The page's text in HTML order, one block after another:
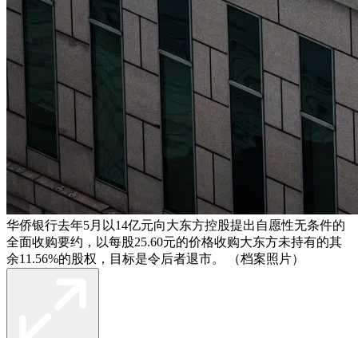
华侨银行去年5月以14亿元向大东方控股提出自愿性无条件的
全面收购要约，以每股25.60元的价格收购大东方未持有的其
余11.56%的股权，目标是令后者退市。 （档案照片）